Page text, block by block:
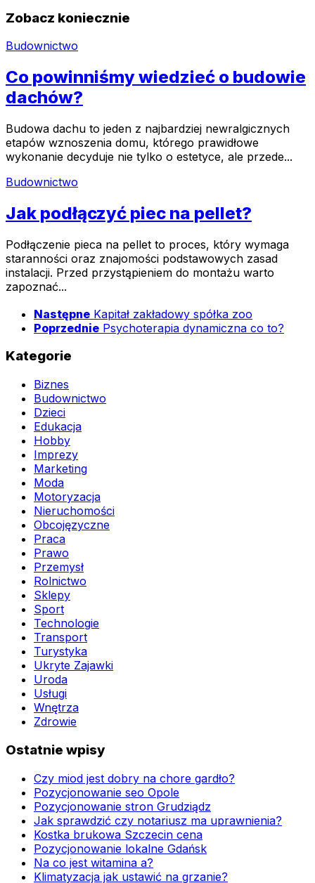
Zobacz koniecznie
Budownictwo
Co powinniśmy wiedzieć o budowie
dachów?
Budowa dachu to jeden z najbardziej newralgicznych
etapów wznoszenia domu, którego prawidłowe
wykonanie decyduje nie tylko o estetyce, ale przede...
Budownictwo
Jak podłączyć piec na pellet?
Podłączenie pieca na pellet to proces, który wymaga
staranności oraz znajomości podstawowych zasad
instalacji. Przed przystąpieniem do montażu warto
zapoznać...
Następne Kapitał zakładowy spółka zoo
Poprzednie Psychoterapia dynamiczna co to?
Kategorie
Biznes
Budownictwo
Dzieci
Edukacja
Hobby
Imprezy
Marketing
Moda
Motoryzacja
Nieruchomości
Obcojęzyczne
Praca
Prawo
Przemysł
Rolnictwo
Sklepy
Sport
Technologie
Transport
Turystyka
Ukryte Zajawki
Uroda
Usługi
Wnętrza
Zdrowie
Ostatnie wpisy
Czy miod jest dobry na chore gardło?
Pozycjonowanie seo Opole
Pozycjonowanie stron Grudziądz
Jak sprawdzić czy notariusz ma uprawnienia?
Kostka brukowa Szczecin cena
Pozycjonowanie lokalne Gdańsk
Na co jest witamina a?
Klimatyzacja jak ustawić na grzanie?